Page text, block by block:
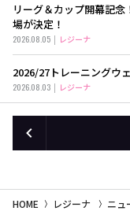
リーグ＆カップ開幕記
場が決定！
2026.08.05 レジーナ
2026/27トレーニングウ
2026.08.03 レジーナ
HOME レジーナ
ニュ